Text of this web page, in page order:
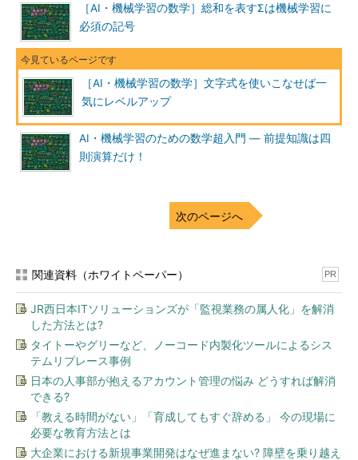
［AI・機械学習の数学］総和を表すΣは機械学習に
必須の記号
［AI・機械学習の数学］文字式を使いこなせば一
気にレベルアップ
AI・機械学習のための数学超入門 ― 前提知識は四
則演算だけ！
次のページへ
関連資料（ホワイトペーパー） PR
JR西日本ITソリューションズが「監視業務の属人化」を解消
した方法とは?
タイトーやグリーなど、ノーコード内製化ツールによるシス
テムリプレース事例
日本の人事部が抱えるアカウント管理の悩み どうすれば解消
できる?
「教える時間がない」「育成してもすぐ辞める」 今の現場に
必要な教育方法とは
大企業における新規事業開発はなぜ進まない? 障壁を乗り越え